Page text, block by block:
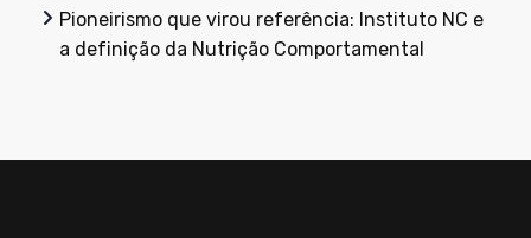
Pioneirismo que virou referência: Instituto NC e
a definição da Nutrição Comportamental